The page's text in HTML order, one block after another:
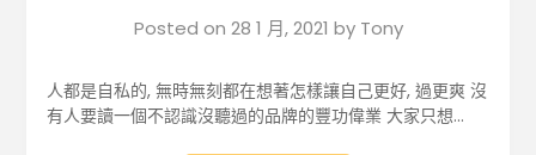
Posted on 28 1 月, 2021 by Tony
人都是自私的, 無時無刻都在想著怎樣讓自己更好, 過更爽 沒
有人要讀一個不認識沒聽過的品牌的豐功偉業 大家只想…